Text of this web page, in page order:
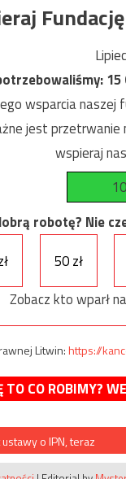
15
wsparcia naszej
jest przetrwanie
wspieraj
robotę? Nie
50 zł
Zobacz kto wparł
Litwin:https://
TO CO ROBIMY?
o IPN, teraz